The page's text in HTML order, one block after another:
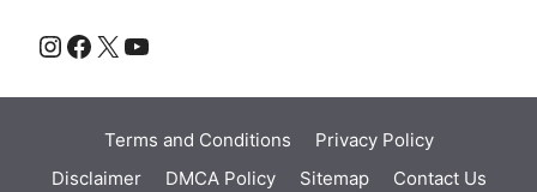
Instagram
Facebook
X YouTube
Terms and Conditions
Privacy Policy
Disclaimer
DMCA Policy Sitemap
Contact Us